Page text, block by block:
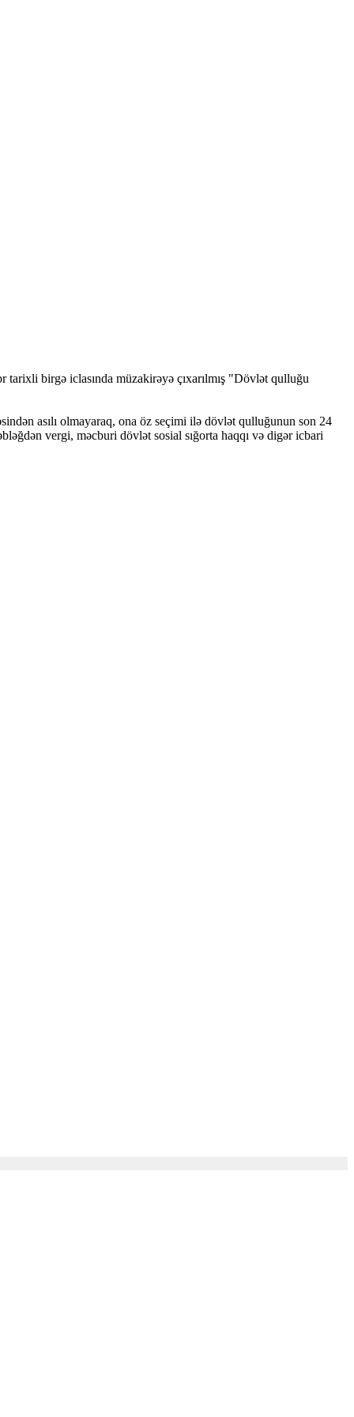
birgə iclasında müzakirəyə çıxarılmış "Dövlət qulluğu
asılı olmayaraq, ona öz seçimi ilə dövlət qulluğunun son 24
vergi, məcburi dövlət sosial sığorta haqqı və digər icbari